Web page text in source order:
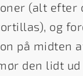
(alt efter
og
på midten
den lidt